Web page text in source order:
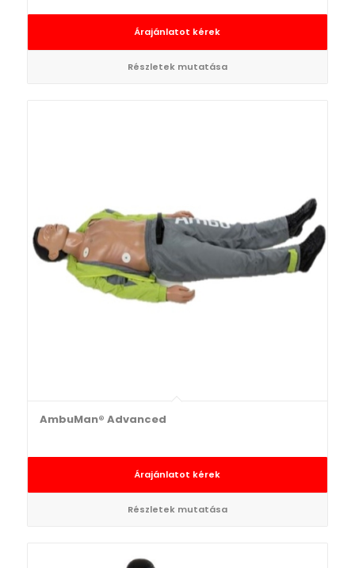
Árajánlatot kérek
Részletek mutatása
AmbuMan® Advanced
Árajánlatot kérek
Részletek mutatása